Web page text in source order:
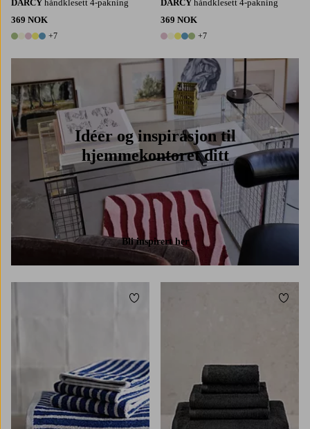
DARCY håndklesett 4-pakning
369 NOK
12 farger
+7
DARCY håndklesett 4-pakning
369 NOK
12 farger
+7
Idéer og inspirasjon til
hjemmekontoret ditt
Bli inspirert her
Legg til favoritter Legg